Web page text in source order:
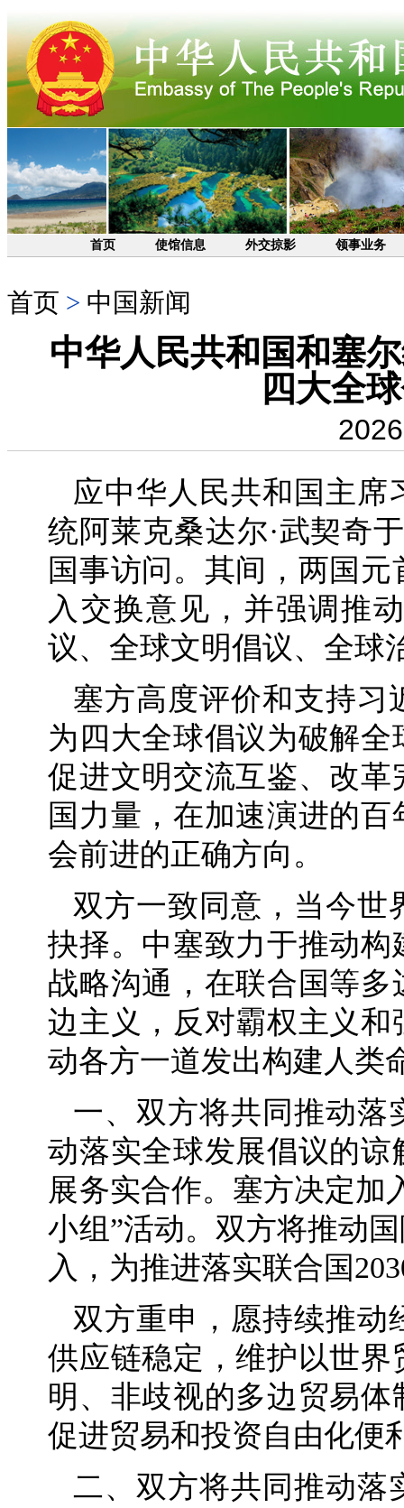
首页 使馆信息 外交掠影 领事业务
首页 > 中国新闻
中华人民共和国和塞
四大全
应中华人民共和国主席
统阿莱克桑达尔·武契奇
国事访问。其间，两国
入交换意见，并强调推
议、全球文明倡议、全球
塞方高度评价和支持习
为四大全球倡议为破解
促进文明交流互鉴、改
国力量，在加速演进的
会前进的正确方向。
双方一致同意，当今世
抉择。中塞致力于推动
战略沟通，在联合国等
边主义，反对霸权主义
动各方一道发出构建人类
一、双方将共同推动落
动落实全球发展倡议的
展务实合作。塞方决定加
小组”活动。双方将推动
入，为推进落实联合国
双方重申，愿持续推动
供应链稳定，维护以世
明、非歧视的多边贸易
促进贸易和投资自由化便
二、双方将共同推动落